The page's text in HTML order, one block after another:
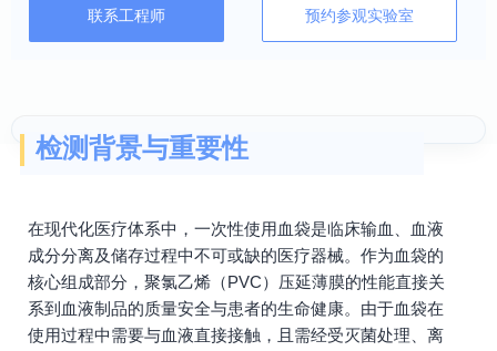
联系工程师 预约参观实验室
检测背景与重要性
在现代化医疗体系中，一次性使用血袋是临床输血、血液
成分分离及储存过程中不可或缺的医疗器械。作为血袋的
核心组成部分，聚氯乙烯（PVC）压延薄膜的性能直接关
系到血液制品的质量安全与患者的生命健康。由于血袋在
使用过程中需要与血液直接接触，且需经受灭菌处理、离